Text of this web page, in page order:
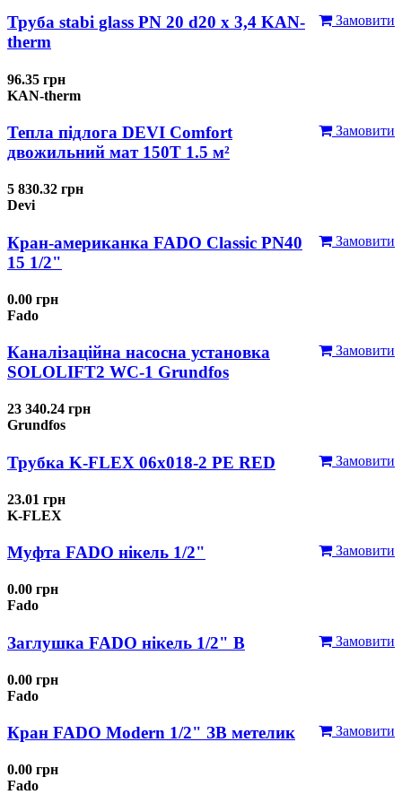
Замовити
Труба stabi glass PN 20 d20 х 3,4 KAN-
therm
96.35 грн
KAN-therm
Замовити
Тепла підлога DEVI Comfort
двожильний мат 150T 1.5 м²
5 830.32 грн
Devi
Замовити
Кран-американка FADO Classic PN40
15 1/2"
0.00 грн
Fado
Замовити
Каналізаційна насосна установка
SOLOLIFT2 WC-1 Grundfos
23 340.24 грн
Grundfos
Замовити
Трубка K-FLEX 06x018-2 РЕ RED
23.01 грн
K-FLEX
Замовити
Муфта FADO нікель 1/2"
0.00 грн
Fado
Замовити
Заглушка FADO нікель 1/2" В
0.00 грн
Fado
Замовити
Кран FADO Modern 1/2" ЗВ метелик
0.00 грн
Fado